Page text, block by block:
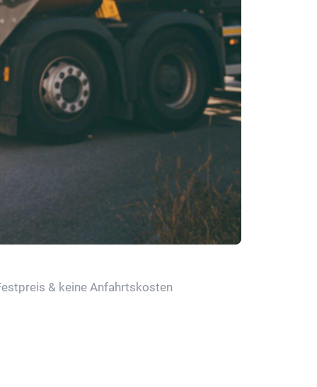
& keine Anfahrtskosten